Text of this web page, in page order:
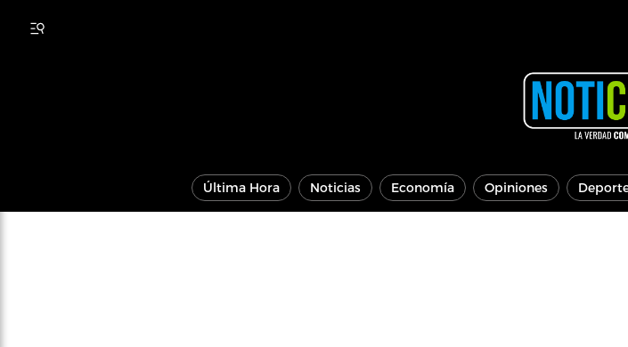
Última Hora Noticias Economía Opiniones